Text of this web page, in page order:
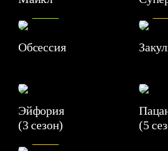
Обсессия
7.1
Эйфория
(3 сезон)
(5